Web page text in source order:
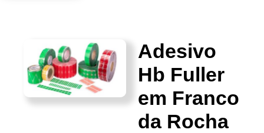
Adesivo
Hb Fuller
em Franco
da Rocha